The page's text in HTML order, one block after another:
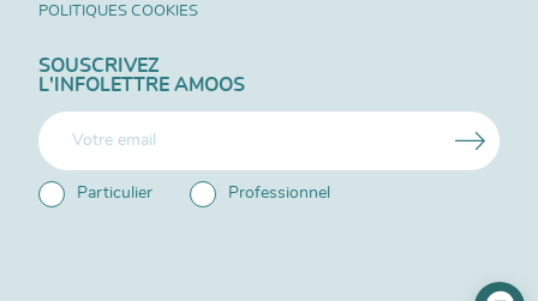
POLITIQUES COOKIES
SOUSCRIVEZ
L'INFOLETTRE AMOOS
Particulier Professionnel